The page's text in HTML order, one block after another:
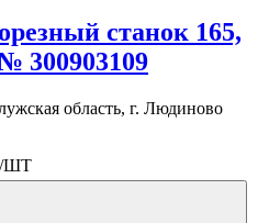
станок 165,
300903109
область, г. Людиново
ШТ